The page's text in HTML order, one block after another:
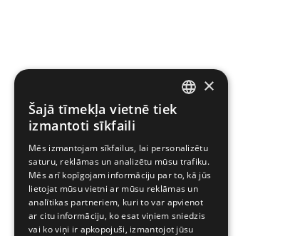
ESTONIAN
×
Šajā tīmekļa vietnē tiek
izmantoti sīkfaili
Mēs izmantojam sīkfailus, lai personalizētu
saturu, reklāmas un analizētu mūsu trafiku.
Mēs arī kopīgojam informāciju par to, kā jūs
lietojat mūsu vietni ar mūsu reklāmas un
analītikas partneriem, kuri to var apvienot
ar citu informāciju, ko esat viņiem sniedzis
vai ko viņi ir apkopojuši, izmantojot jūsu